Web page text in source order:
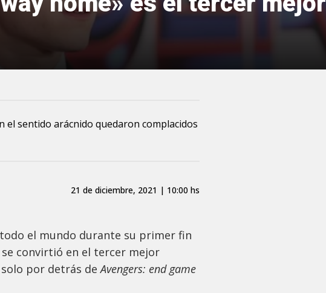
el sentido arácnido quedaron complacidos
21 de diciembre, 2021 | 10:00 hs
el mundo durante su primer fin
se convirtió en el tercer mejor
por detrás deAvengers: end game